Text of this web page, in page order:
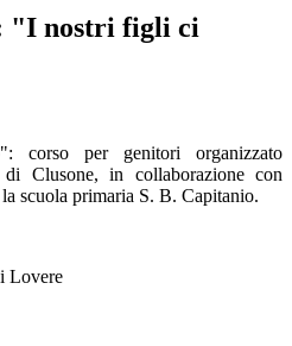
"I nostri figli ci
corso per genitori organizzato
Clusone, in collaborazione con
scuola primaria S. B. Capitanio.
Lovere